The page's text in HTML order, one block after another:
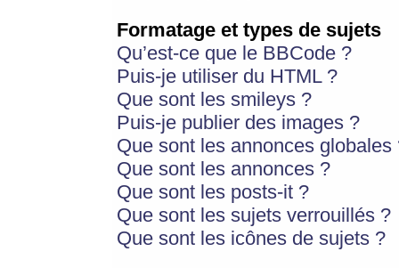
Formatage et types de sujets
Qu’est-ce que le BBCode ?
Puis-je utiliser du HTML ?
Que sont les smileys ?
Puis-je publier des images ?
Que sont les annonces globales
Que sont les annonces ?
Que sont les posts-it ?
Que sont les sujets verrouillés ?
Que sont les icônes de sujets ?